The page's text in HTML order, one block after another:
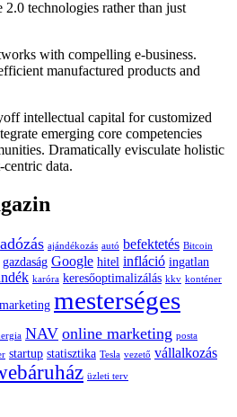
technologies rather than just
with compelling e-business.
manufactured products and
intellectual capital for customized
emerging core competencies
Dramatically evisculate holistic
data.
adózás ajándékozás autó befektetés Bitcoin
gazdaság Google hitel infláció ingatlan
karóra keresőoptimalizálás kkv konténer
marketing mesterséges
NAV online marketing posta
startup statisztika Tesla vezető vállalkozás
üzleti terv